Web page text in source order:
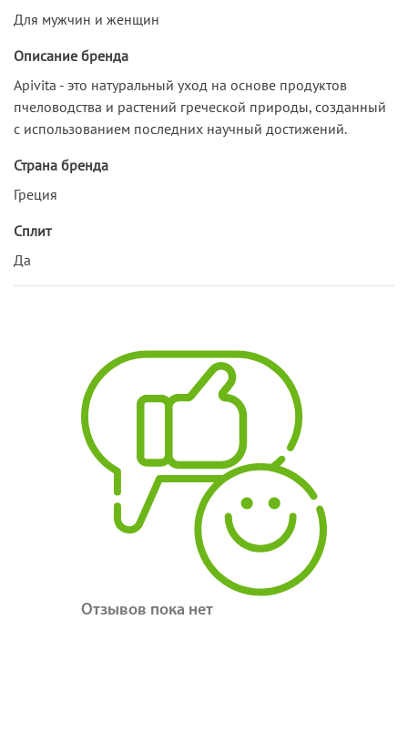
Для мужчин и женщин
Описание бренда
Apivita - это натуральный уход на основе продуктов
пчеловодства и растений греческой природы, созданный
с использованием последних научный достижений.
Страна бренда
Греция
Сплит
Да
Отзывов пока нет